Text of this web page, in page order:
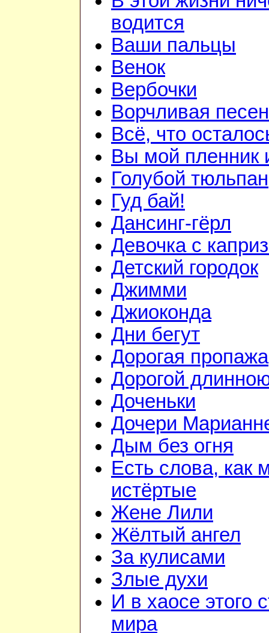
водится
Ваши пальцы
Венок
Вербочки
Ворчливая
Всё, что
Вы мой пленник
Голубой тюльпан
Гуд бай!
Дансинг-гёрл
Девочка с
Детский городок
Джимми
Джиоконда
Дни бегут
Дорогая пропажа
Дорогой
Доченьки
Дочери
Дым без огня
Есть слова, как
истёртые
Жене Лили
Жёлтый ангел
За кулисами
Злые духи
И в хаосе этого
мира